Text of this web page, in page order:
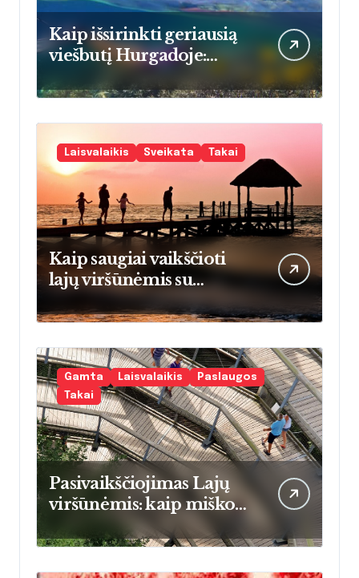
Kaip išsirinkti geriausią
viešbutį Hurgadoje:
atostogaujančioms
šeimoms
Laisvalaikis Sveikata Takai
Kaip saugiai vaikščioti
lajų viršūnėmis su
vaikais: praktinis vadovas
tėvams
pradedantiesiems
Gamta Laisvalaikis
Paslaugos
Takai
Pasivaikščiojimas Lajų
viršūnėmis: kaip miško
šilumos energija keičia
namų šildymo įpročius
Lietuvoje